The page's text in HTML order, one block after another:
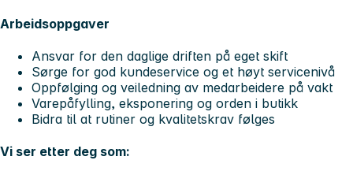
Arbeidsoppgaver
Ansvar for den daglige driften på eget skift
Sørge for god kundeservice og et høyt servicenivå
Oppfølging og veiledning av medarbeidere på vakt
Varepåfylling, eksponering og orden i butikk
Bidra til at rutiner og kvalitetskrav følges
Vi ser etter deg som: